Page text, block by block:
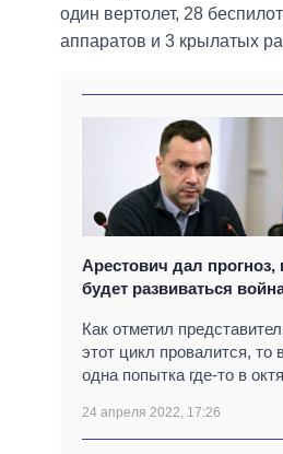
один вертолет, 28
аппаратов и 3 крылатых
Арестович дал
будет развиваться
Как отметил
этот цикл провалится,
одна попытка где-то в
24 апреля 2022, 17:26